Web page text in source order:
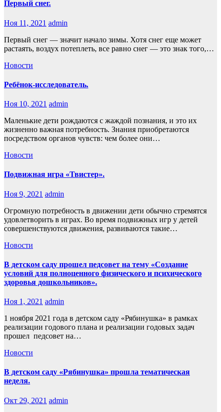
Первый снег.
Ноя 11, 2021 admin
Первый снег — значит начало зимы. Хотя снег еще может
растаять, воздух потеплеть, все равно снег — это знак того,…
Новости
Ребёнок-исследователь.
Ноя 10, 2021 admin
Маленькие дети рождаются с жаждой познания, и это их
жизненно важная потребность. Знания приобретаются
посредством органов чувств: чем более они…
Новости
Подвижная игра «Твистер».
Ноя 9, 2021 admin
Огромную потребность в движении дети обычно стремятся
удовлетворить в играх. Во время подвижных игр у детей
совершенствуются движения, развиваются такие…
Новости
В детском саду прошел педсовет на тему «Создание
условий для полноценного физического и психического
здоровья дошкольников».
Ноя 1, 2021 admin
1 ноября 2021 года в детском саду «Рябинушка» в рамках
реализации годового плана и реализации годовых задач
прошел педсовет на…
Новости
В детском саду «Рябинушка» прошла тематическая
неделя.
Окт 29, 2021 admin